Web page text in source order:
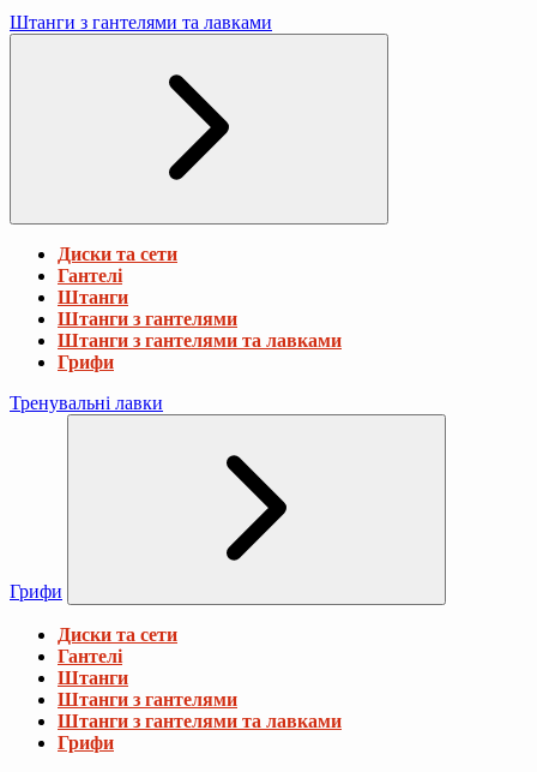
Штанги з гантелями та лавками
Диски та сети
Гантелі
Штанги
Штанги з гантелями
Штанги з гантелями та лавками
Грифи
Тренувальні лавки
Грифи
Диски та сети
Гантелі
Штанги
Штанги з гантелями
Штанги з гантелями та лавками
Грифи